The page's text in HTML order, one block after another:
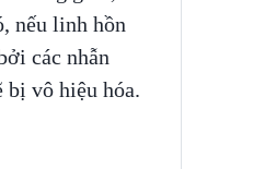
nếu linh hồn
các nhẫn
bị vô hiệu hóa.